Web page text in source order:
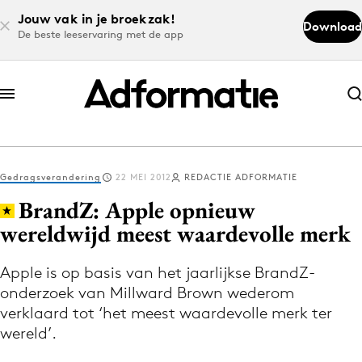
Jouw vak in je broekzak!
De beste leeservaring met de app
Download
Abonneer nu
Abonneer nu
Log in
Volg het laatste nieuws via de Adformatie
Nieuws app
Gedragsverandering 22 MEI 2012 REDACTIE ADFORMATIE
BrandZ: Apple opnieuw
wereldwijd meest waardevolle merk
Apple is op basis van het jaarlijkse BrandZ-
onderzoek van Millward Brown wederom
verklaard tot ‘het meest waardevolle merk ter
wereld’.